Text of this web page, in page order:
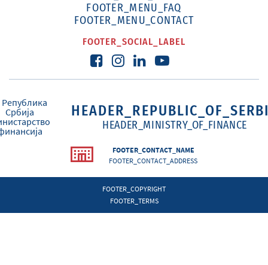
FOOTER_MENU_FAQ
FOOTER_MENU_CONTACT
FOOTER_SOCIAL_LABEL
HEADER_MINISTRY_OF_FINANCE
FOOTER_CONTACT_NAME
FOOTER_CONTACT_ADDRESS
FOOTER_COPYRIGHT
FOOTER_TERMS